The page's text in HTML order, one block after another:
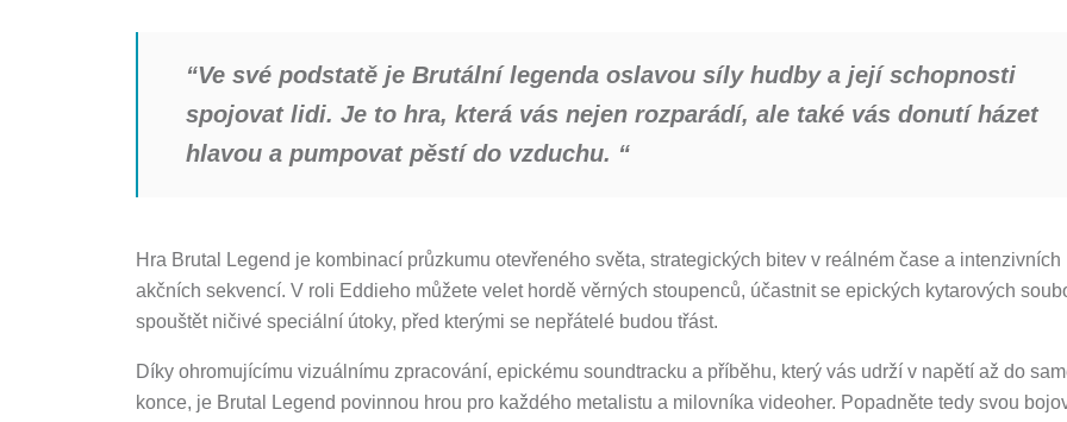
“Ve své podstatě je Brutální legenda oslavou síly hudby a její schopnosti
spojovat lidi. Je to hra, která vás nejen rozparádí, ale také vás donutí házet
hlavou a pumpovat pěstí do vzduchu. “
Hra Brutal Legend je kombinací průzkumu otevřeného světa, strategických bitev v reálném čase a intenzivních
akčních sekvencí. V roli Eddieho můžete velet hordě věrných stoupenců, účastnit se epických kytarových
spouštět ničivé speciální útoky, před kterými se nepřátelé budou třást.
Díky ohromujícímu vizuálnímu zpracování, epickému soundtracku a příběhu, který vás udrží v napětí až do
konce, je Brutal Legend povinnou hrou pro každého metalistu a milovníka videoher. Popadněte tedy svou